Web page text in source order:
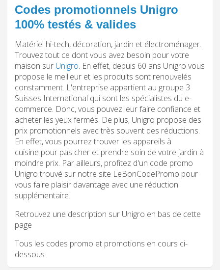
Codes promotionnels Unigro
100% testés & valides
Matériel hi-tech, décoration, jardin et électroménager.
Trouvez tout ce dont vous avez besoin pour votre
maison sur Unigro. En effet, depuis 60 ans Unigro vous
propose le meilleur et les produits sont renouvelés
constamment. L'entreprise appartient au groupe 3
Suisses International qui sont les spécialistes du e-
commerce. Donc, vous pouvez leur faire confiance et
acheter les yeux fermés. De plus, Unigro propose des
prix promotionnels avec très souvent des réductions.
En effet, vous pourrez trouver les appareils à
cuisine pour pas cher et prendre soin de votre jardin à
moindre prix. Par ailleurs, profitez d'un code promo
Unigro trouvé sur notre site LeBonCodePromo pour
vous faire plaisir davantage avec une réduction
supplémentaire.
Retrouvez une description sur Unigro en bas de cette
page
Tous les codes promo et promotions en cours ci-
dessous